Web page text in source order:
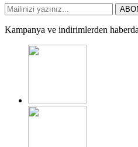
Kampanya ve indirimlerden